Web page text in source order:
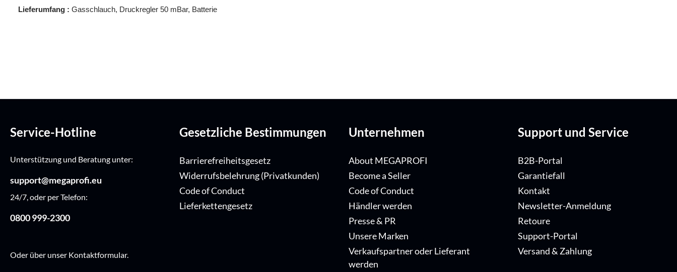
Lieferumfang : Gasschlauch, Druckregler 50 mBar, Batterie
Service-Hotline
Unterstützung und Beratung unter:
support@megaprofi.eu
24/7, oder per Telefon:
0800 999-2300
Oder über unser Kontaktformular.
Gesetzliche Bestimmungen
Barrierefreiheitsgesetz
Widerrufsbelehrung (Privatkunden)
Code of Conduct
Lieferkettengesetz
Unternehmen
About MEGAPROFI
Become a Seller
Code of Conduct
Händler werden
Presse & PR
Unsere Marken
Verkaufspartner oder Lieferant
werden
Support und Service
B2B-Portal
Garantiefall
Kontakt
Newsletter-Anmeldung
Retoure
Support-Portal
Versand & Zahlung